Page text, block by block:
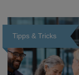
Tipps & Tricks